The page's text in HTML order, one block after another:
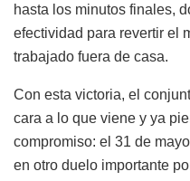
hasta los minutos finales,
efectividad para revertir el
trabajado fuera de casa.
Con esta victoria, el
cara a lo que viene y ya
compromiso: el 31 de
en otro duelo importante